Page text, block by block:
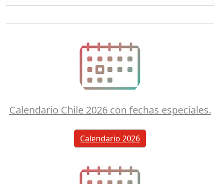
Calendario Chile 2026 con fechas especiales.
Calendario 2026